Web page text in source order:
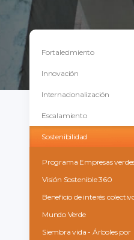
Fortalecimiento
Innovación
Internacionalización
Escalamiento
Sostenibilidad
Programa Empresas
Visión Sostenible 360
Beneficio de interés
Mundo Verde
Siembra vida - Árboles por